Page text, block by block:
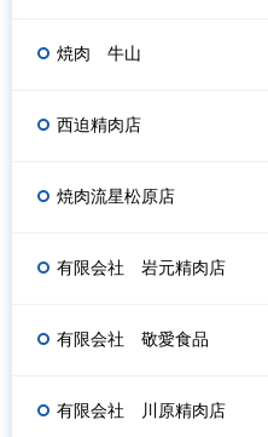
焼肉 牛山
西迫精肉店
焼肉流星松原店
有限会社 岩元精肉店
有限会社 敬愛食品
有限会社 川原精肉店